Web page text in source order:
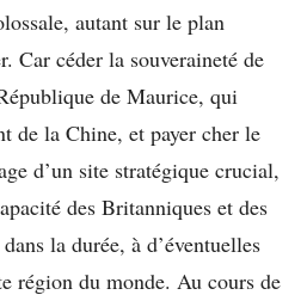
autant sur le plan
Car céder la souveraineté de
de Maurice, qui
de la Chine, et payer cher le
d’un site stratégique crucial,
des Britanniques et des
la durée, à d’éventuelles
région du monde. Au cours de